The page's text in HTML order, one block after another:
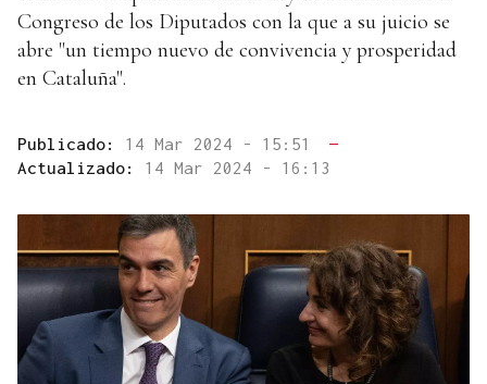
Congreso de los Diputados con la que a su juicio se
abre "un tiempo nuevo de convivencia y prosperidad
en Cataluña".
Publicado: 14 Mar 2024 - 15:51
—
Actualizado: 14 Mar 2024 - 16:13